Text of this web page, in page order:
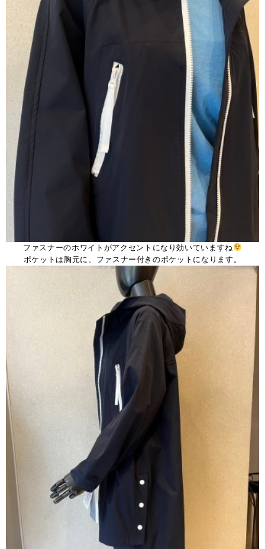
ファスナーのホワイトがアクセントになり効いていますね
ポケットは胸元に、ファスナー付きのポケットになります。